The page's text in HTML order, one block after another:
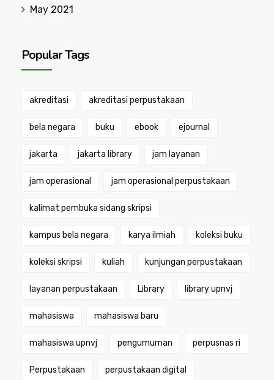
May 2021
Popular Tags
akreditasi akreditasi perpustakaan
bela negara buku ebook ejournal
jakarta jakarta library jam layanan
jam operasional jam operasional perpustakaan
kalimat pembuka sidang skripsi
kampus bela negara karya ilmiah koleksi buku
koleksi skripsi kuliah kunjungan perpustakaan
layanan perpustakaan Library library upnvj
mahasiswa mahasiswa baru
mahasiswa upnvj pengumuman perpusnas ri
Perpustakaan perpustakaan digital